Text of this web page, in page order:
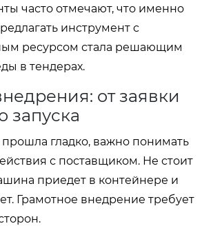
часто отмечают, что именно
инструмент с
ресурсом стала решающим
в тендерах.
от заявки
запуска
гладко, важно понимать
с поставщиком. Не стоит
приедет в контейнере и
Грамотное внедрение требует